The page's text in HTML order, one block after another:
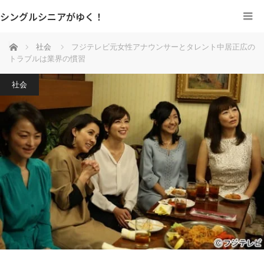
シングルシニアがゆく！
ホーム 社会
フジテレビ元女性アナウンサーとタレント中居正広の
トラブルは業界の慣習
社会